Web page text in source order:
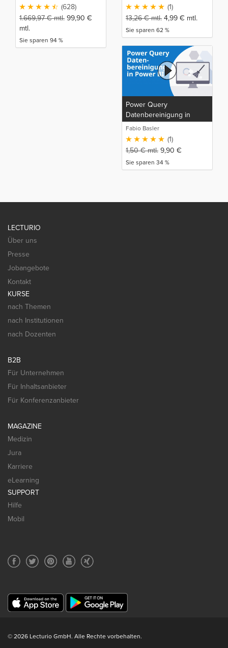
(628)
1.669,97€mtl. 99,90 €
mtl.
Sie sparen 94 %
(1)
13,26€mtl. 4,99 € mtl.
Sie sparen 62 %
Power Query
Datenbereinigung in
Power BI
Fabio Basler
(1)
1,50€mtl. 9,90 €
Sie sparen 34 %
LECTURIO
Über uns
Presse
Jobangebote
Kontakt
KURSE
nach Themen
nach Institutionen
nach Dozenten
B2B
Für Unternehmen
Für Inhaltsanbieter
Für Konferenzanbieter
MAGAZINE
Medizin
Jura
Karriere
eLearning
SUPPORT
Hilfe
Mobil
© 2026 Lecturio GmbH. Alle Rechte vorbehalten.